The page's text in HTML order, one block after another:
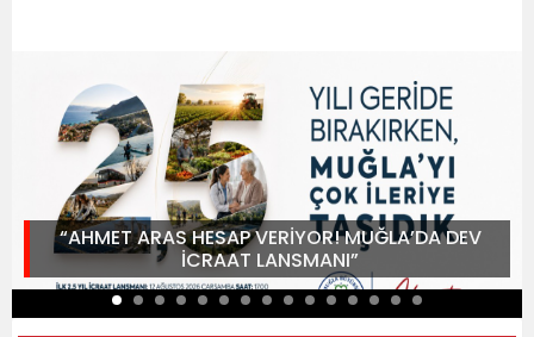
“AHMET ARAS HESAP VERİYOR! MUĞLA’DA DEV
İCRAAT LANSMANI”